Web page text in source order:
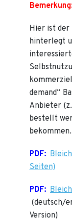
Hier ist der
hinterlegt
demand“
Anbieter
bestellt
bekommen.
PDF:
Seiten)
PDF:
(deutsch/
Version)